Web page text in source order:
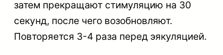
затем прекращают стимуляцию на 30
секунд, после чего возобновляют.
Повторяется 3-4 раза перед эякуляцией.